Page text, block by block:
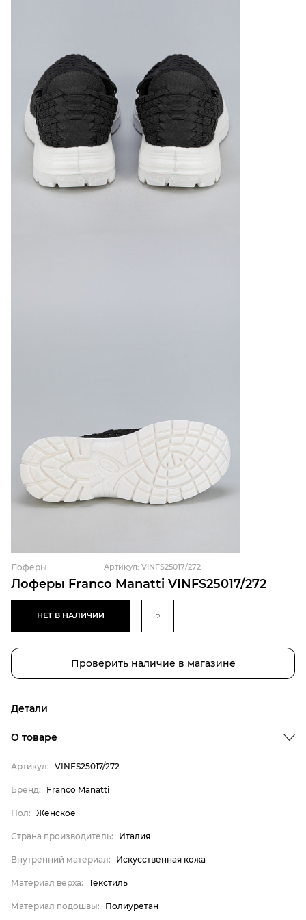
Лоферы Franco Manatti VINFS25017/272
Лоферы Артикул: VINFS25017/272
НЕТ В НАЛИЧИИ
Проверить наличие в магазине
Детали
Страна производитель
Внутренний материал
Материал верха
Материал подошвы
Искусственная кожа
О товаре
Артикул: VINFS25017/272
Бренд: Franco Manatti
Пол: Женское
Страна производитель: Италия
Внутренний материал: Искусственная кожа
Материал верха: Текстиль
Материал подошвы: Полиуретан